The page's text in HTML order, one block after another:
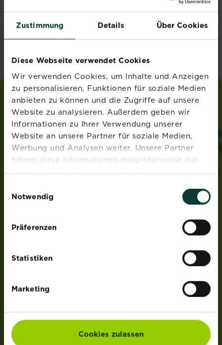
Zustimmung Details Über Cookies
Diese Webseite verwendet Cookies
Wir verwenden Cookies, um Inhalte und Anzeigen
zu personalisieren, Funktionen für soziale Medien
anbieten zu können und die Zugriffe auf unsere
Website zu analysieren. Außerdem geben wir
Informationen zu Ihrer Verwendung unserer
Website an unsere Partner für soziale Medien,
Werbung und Analysen weiter. Unsere Partner
führen diese Informationen möglicherweise mit
weiteren Daten zusammen, die Sie ihnen
Nutzung der Dienste gesammelt haben.
Notwendig
Präferenzen
Statistiken
Marketing
Cookies zulassen
liebedeinengarten
von Substral®
ADRESSE
Evergreen Garden Care Deutschland GmbH
Am Brand 41
ROUNDUP® und Osmocote® sind eingetragene Marken
Weedex®, Tomcat®, Magisches Rasen-Pflaster®,
EasyGreen®, EvenGreen® und HandyGreen® sind Marken
Dünger